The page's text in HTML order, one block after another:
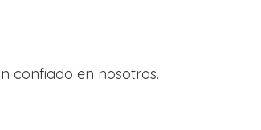
confiado en nosotros.